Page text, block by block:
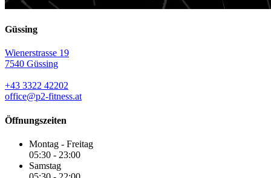
Güssing
Wienerstrasse 19
7540 Güssing
+43 3322 42202
office@p2-fitness.at
Öffnungszeiten
Montag - Freitag
05:30 - 23:00
Samstag